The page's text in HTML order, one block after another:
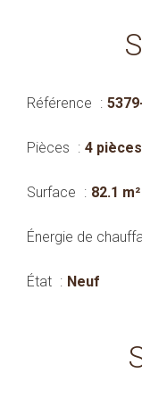
Référence
Pièces 4 pièces
Surface 82.1 m²
Énergie de
État Neuf